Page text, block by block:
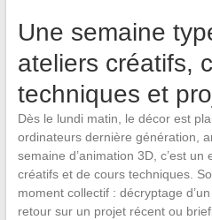
Une semaine
ateliers créatifs,
techniques et
Dès le lundi matin, le décor est
ordinateurs dernière génération,
semaine d’animation 3D, c’est un
créatifs et de cours techniques.
moment collectif : décryptage
retour sur un projet récent ou